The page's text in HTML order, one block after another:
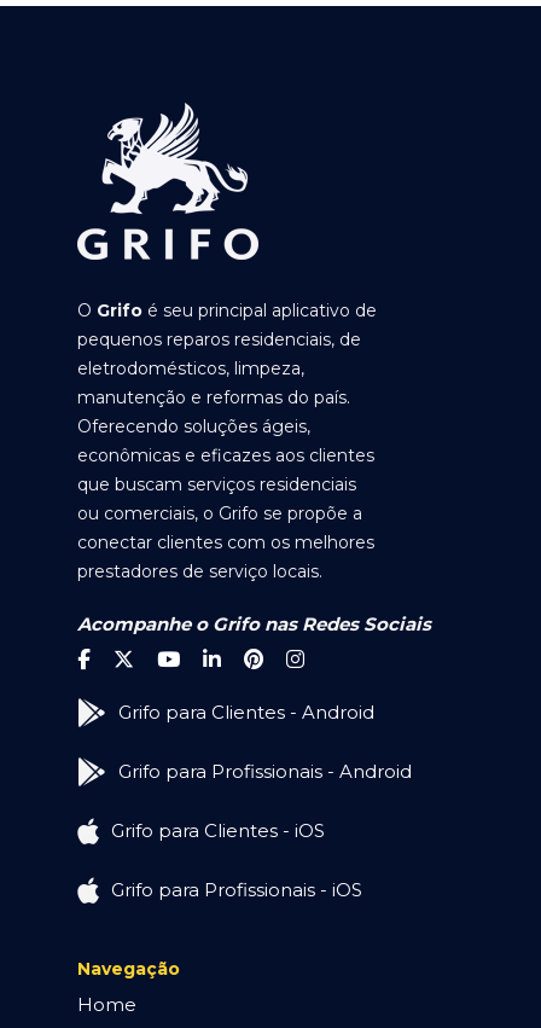
O Grifo é seu principal aplicativo de
pequenos reparos residenciais, de
eletrodomésticos, limpeza,
manutenção e reformas do país.
Oferecendo soluções ágeis,
econômicas e eficazes aos clientes
que buscam serviços residenciais
ou comerciais, o Grifo se propõe a
conectar clientes com os melhores
prestadores de serviço locais.
Acompanhe o Grifo nas Redes Sociais
Grifo para Clientes - Android
Grifo para Profissionais - Android
Grifo para Clientes - iOS
Grifo para Profissionais - iOS
Navegação
Home